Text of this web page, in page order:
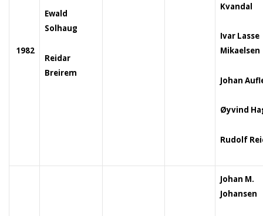
1982
Ewald
Solhaug
Reidar
Breirem
Kvandal
Ivar Lasse
Mikaelsen
Johan
Øyvind
Rudolf
Johan M.
Johansen